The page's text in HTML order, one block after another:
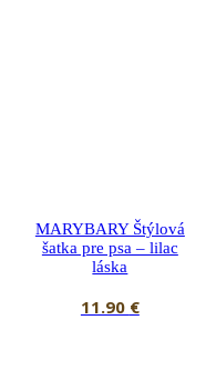
MARYBARY Štýlová
šatka pre psa – lilac
láska
11.90 €